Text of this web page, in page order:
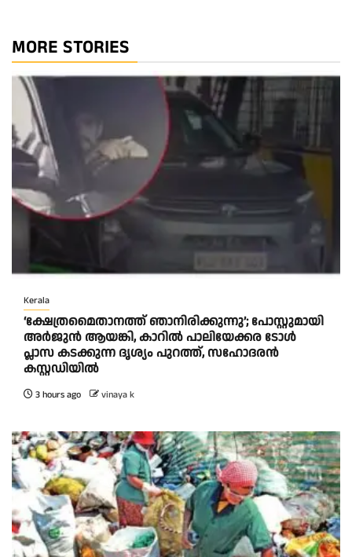
MORE STORIES
Kerala
‘ക്ഷേത്രമൈതാനത്ത് ഞാനിരിക്കുന്നു’; പോസ്റ്റുമായി
അർജുൻ ആയങ്കി, കാറിൽ പാലിയേക്കര ടോൾ
പ്ലാസ കടക്കുന്ന ദൃശ്യം പുറത്ത്, സഹോദരൻ
കസ്റ്റഡിയിൽ
3 hours ago vinaya k